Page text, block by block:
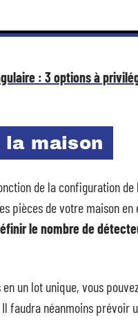
: 3 options à
maison
de la configuration
pièces de votre maison
le nombre de
un lot unique, vous
Il faudra néanmoins